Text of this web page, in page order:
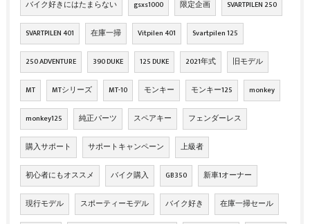
バイク好きにはたまらない gsxs1000 限定企画 SVARTPILEN 250
SVARTPILEN 401 在庫一掃 Vitpilen 401 Svartpilen 125
250 ADVENTURE 390 DUKE 125 DUKE 2021年式 旧モデル
MT MTシリーズ MT-10 モンキー モンキー125 monkey
monkey125 純正パーツ スペアキー フェンダーレス
購入サポート サポートキャンペーン 上級者
初心者にもオススメ バイク購入 GB350 新車1オーナー
現行モデル スポーティーモデル バイク好き 在庫一掃セール